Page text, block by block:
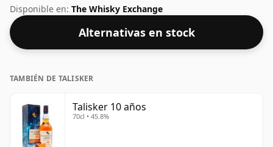
concentración y este embotellado tiene un bonito 57%.
Disponible en: The Whisky Exchange
Alternativas en stock
TAMBIÉN DE TALISKER
Talisker 10 años
70cl • 45.8%